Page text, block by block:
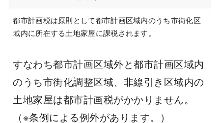
都市計画税は原則として都市計画区域内のうち市街化区
域内に所在する土地家屋に課税されます。
すなわち都市計画区域外と都市計画区域内
のうち市街化調整区域、非線引き区域内の
土地家屋は都市計画税がかかりません。
（※条例による例外があります。）